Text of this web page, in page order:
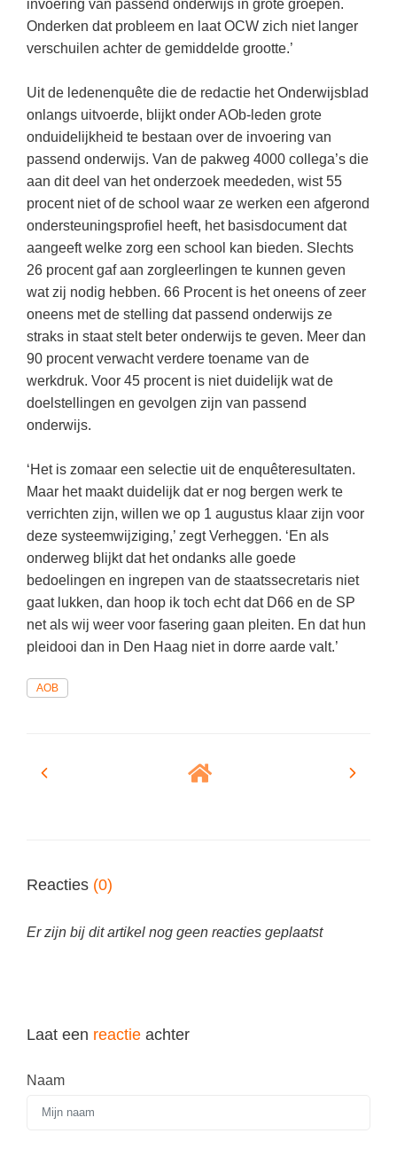
invoering van passend onderwijs in grote groepen.
Onderken dat probleem en laat OCW zich niet langer
verschuilen achter de gemiddelde grootte.’
Uit de ledenenquête die de redactie het Onderwijsblad
onlangs uitvoerde, blijkt onder AOb-leden grote
onduidelijkheid te bestaan over de invoering van
passend onderwijs. Van de pakweg 4000 collega’s die
aan dit deel van het onderzoek meededen, wist 55
procent niet of de school waar ze werken een afgerond
ondersteuningsprofiel heeft, het basisdocument dat
aangeeft welke zorg een school kan bieden. Slechts
26 procent gaf aan zorgleerlingen te kunnen geven
wat zij nodig hebben. 66 Procent is het oneens of zeer
oneens met de stelling dat passend onderwijs ze
straks in staat stelt beter onderwijs te geven. Meer dan
90 procent verwacht verdere toename van de
werkdruk. Voor 45 procent is niet duidelijk wat de
doelstellingen en gevolgen zijn van passend
onderwijs.
‘Het is zomaar een selectie uit de enquêteresultaten.
Maar het maakt duidelijk dat er nog bergen werk te
verrichten zijn, willen we op 1 augustus klaar zijn voor
deze systeemwijziging,’ zegt Verheggen. ‘En als
onderweg blijkt dat het ondanks alle goede
bedoelingen en ingrepen van de staatssecretaris niet
gaat lukken, dan hoop ik toch echt dat D66 en de SP
net als wij weer voor fasering gaan pleiten. En dat hun
pleidooi dan in Den Haag niet in dorre aarde valt.’
AOB
Reacties (0)
Er zijn bij dit artikel nog geen reacties geplaatst
Laat een reactie achter
Naam